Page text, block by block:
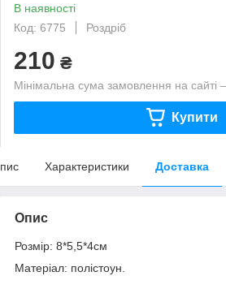
В наявності
Код: 6775
Роздріб
210 ₴
Мінімальна сума замовлення на сайті
Купити
Характеристики Доставка
Опис
Розмір: 8*5,5*4см
Матеріал: полістоун.